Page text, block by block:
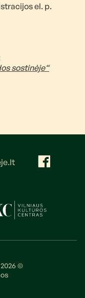
el. p.
sostinėje“
©